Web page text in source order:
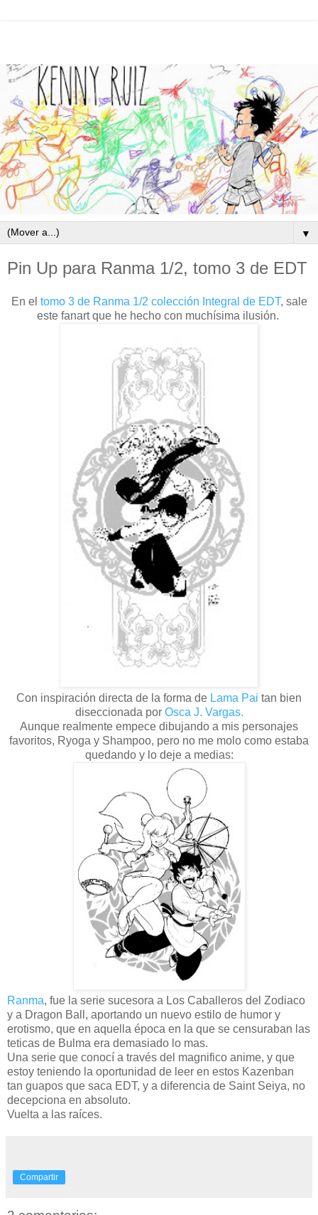
▼
Pin Up para Ranma 1/2, tomo 3 de EDT
En el tomo 3 de Ranma 1/2 colección Integral de EDT, sale
este fanart que he hecho con muchísima ilusión.
Con inspiración directa de la forma de Lama Pai tan bien
diseccionada por Osca J. Vargas.
Aunque realmente empece dibujando a mis personajes
favoritos, Ryoga y Shampoo, pero no me molo como estaba
quedando y lo deje a medias:
Ranma, fue la serie sucesora a Los Caballeros del Zodiaco
y a Dragon Ball, aportando un nuevo estilo de humor y
erotismo, que en aquella época en la que se censuraban las
teticas de Bulma era demasiado lo mas.
Una serie que conocí a través del magnifico anime, y que
estoy teniendo la oportunidad de leer en estos Kazenban
tan guapos que saca EDT, y a diferencia de Saint Seiya, no
decepciona en absoluto.
Vuelta a las raíces.
Compartir